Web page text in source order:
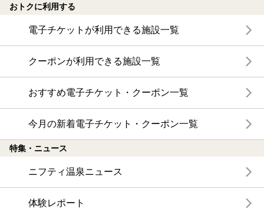
おトクに利用する
電子チケットが利用できる施設一覧
クーポンが利用できる施設一覧
おすすめ電子チケット・クーポン一覧
今月の新着電子チケット・クーポン一覧
特集・ニュース
ニフティ温泉ニュース
体験レポート